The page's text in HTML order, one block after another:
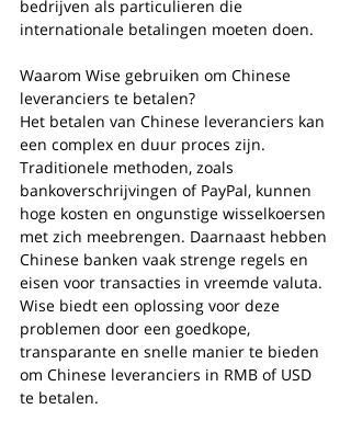
bedrijven als particulieren die
internationale betalingen moeten doen.
Waarom Wise gebruiken om Chinese
leveranciers te betalen?
Het betalen van Chinese leveranciers kan
een complex en duur proces zijn.
Traditionele methoden, zoals
bankoverschrijvingen of PayPal, kunnen
hoge kosten en ongunstige wisselkoersen
met zich meebrengen. Daarnaast hebben
Chinese banken vaak strenge regels en
eisen voor transacties in vreemde valuta.
Wise biedt een oplossing voor deze
problemen door een goedkope,
transparante en snelle manier te bieden
om Chinese leveranciers in RMB of USD
te betalen.